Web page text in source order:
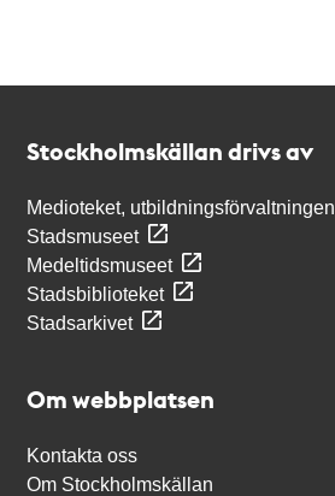
Stockholmskällan drivs av
Medioteket, utbildningsförvaltningen
Stadsmuseet
Medeltidsmuseet
Stadsbiblioteket
Stadsarkivet
Om webbplatsen
Kontakta oss
Om Stockholmskällan